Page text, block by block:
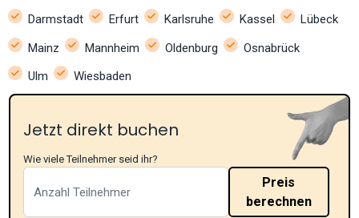
Darmstadt
Erfurt Karlsruhe Kassel
Lübeck
Mainz
Mannheim Oldenburg
Osnabrück
Ulm
Wiesbaden
Jetzt direkt buchen
Wie viele Teilnehmer seid ihr?
Preis
berechnen